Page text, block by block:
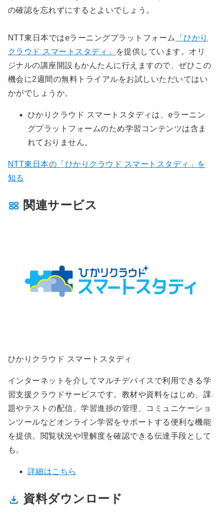
の確認を忘れずにするとよいでしょう。
NTT東日本ではeラーニングプラットフォーム
「ひかり
クラウド スマートスタディ」
を提供しています。オリ
ジナルの講座開設もかんたんに行えますので、ぜひこの
機会に2週間の無料トライアルをお試しいただいてはい
かがでしょうか。
ひかりクラウド スマートスタディは、eラーニン
グプラットフォームのため学習コンテンツは含ま
れておりません。
NTT東日本の「ひかりクラウド スマートスタディ」を
知る
関連サービス
ひかりクラウド スマートスタディ
インターネットを介してマルチデバイスで利用できる学
習支援クラウドサービスです。教材や資料をはじめ、課
題やテストの配信、学習進捗の管理、コミュニケーショ
ンツールなどオンライン学習をサポートする便利な機能
を提供。閲覧状況や理解度を確認できる伝達手段として
も。
詳細はこちら
資料ダウンロード